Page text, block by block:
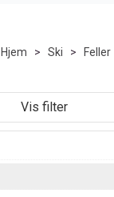
Hjem > Ski > Feller
Vis filter